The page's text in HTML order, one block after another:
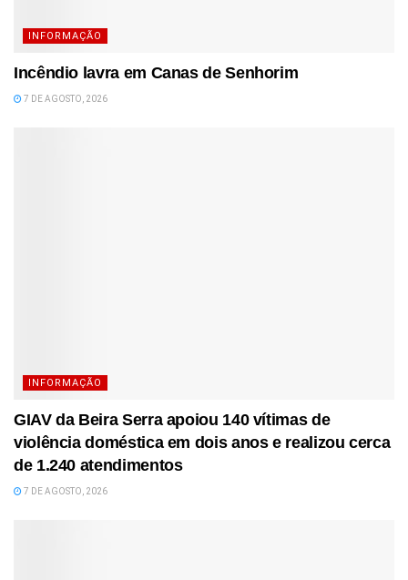
INFORMAÇÃO
Incêndio lavra em Canas de Senhorim
7 DE AGOSTO, 2026
INFORMAÇÃO
GIAV da Beira Serra apoiou 140 vítimas de
violência doméstica em dois anos e realizou cerca
de 1.240 atendimentos
7 DE AGOSTO, 2026